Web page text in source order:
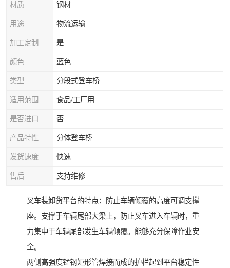
材质 钢材
用途 物流运输
加工定制 是
颜色 蓝色
类型 分段式登车桥
适用范围 食品/工厂用
是否进口 否
产品特性 分体登车桥
发货速度 快速
售后 支持维修
叉车装卸货平台的特点：防止车辆倾覆的高度可调支撑
座。支撑于车辆尾部大梁上，防止叉车进入车辆时，重
力集中于车辆尾部发生车辆倾覆。能够充分保障作业安
全。
两侧高强度锰钢矩形管焊接而成的护栏起到平台稳定性